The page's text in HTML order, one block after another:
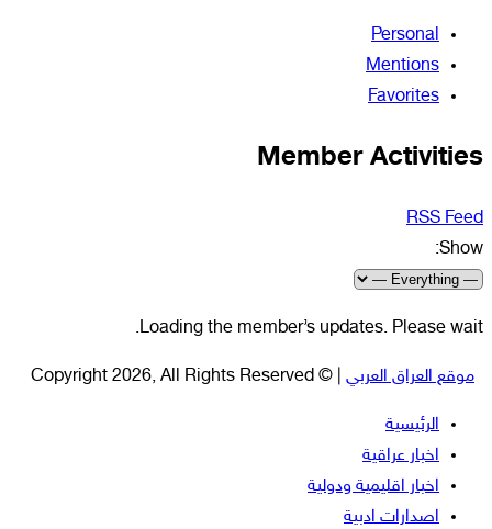
Personal
Mentions
Favorites
Member Activities
RSS Feed
Show:
Loading the member’s updates. Please wait.
موقع العراق العربي | © Copyright 2026, All Rights Reserved
الرئيسية
اخبار عراقية
اخبار اقليمية ودولية
اصدارات ادبية